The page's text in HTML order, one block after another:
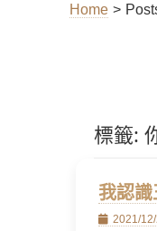
Home >
標籤:
我認
Posted
2021/